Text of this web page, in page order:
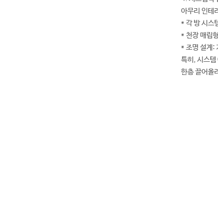
아무리 인테
* 각 방 시스
* 천장 매립
* 조명 설계:
특히, 시스템
한층 끌어올